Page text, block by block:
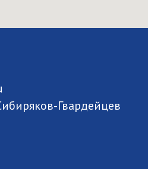
Гвардейцев